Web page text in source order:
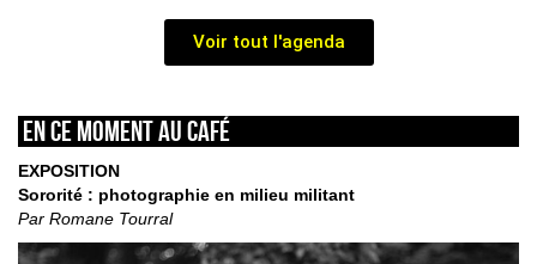
Voir tout l'agenda
En ce moment au café
EXPOSITION
Sororité : photographie en milieu militant
Par Romane Tourral